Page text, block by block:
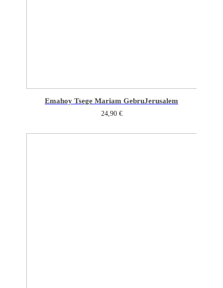
Emahoy Tsege Mariam GebruJerusalem
24,90 €